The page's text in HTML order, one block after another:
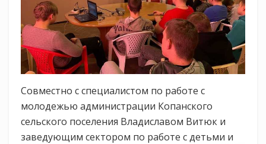
Совместно с специалистом по работе с
молодежью администрации Копанского
сельского поселения Владиславом Витюк и
заведующим сектором по работе с детьми и